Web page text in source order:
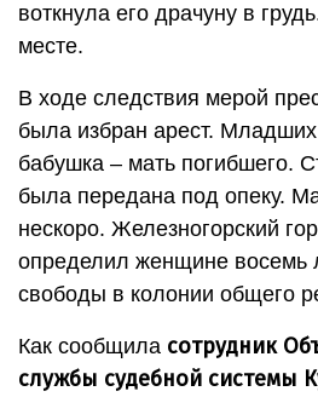
воткнула его драчуну в
месте.
В ходе следствия мерой
была избран арест.
бабушка – мать погибшего.
была передана под опеку.
нескоро. Железногорский
определил женщине восемь
свободы в колонии общего
Как сообщила сотрудник
службы судебной системы